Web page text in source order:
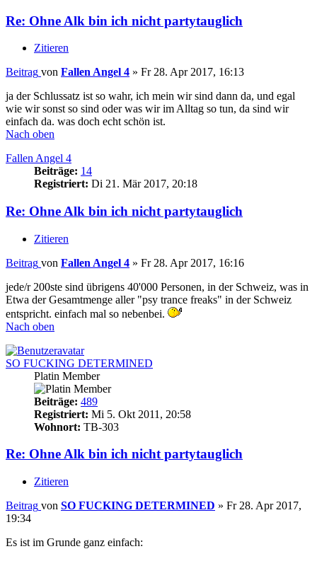
Re: Ohne Alk bin ich nicht partytauglich
Zitieren
Beitrag von Fallen Angel 4 » Fr 28. Apr 2017, 16:13
ja der Schlussatz ist so wahr, ich mein wir sind dann da, und egal
wie wir sonst so sind oder was wir im Alltag so tun, da sind wir
einfach da. was doch echt schön ist.
Nach oben
Fallen Angel 4
Beiträge: 14
Registriert: Di 21. Mär 2017, 20:18
Re: Ohne Alk bin ich nicht partytauglich
Zitieren
Beitrag von Fallen Angel 4 » Fr 28. Apr 2017, 16:16
jede/r 200ste sind übrigens 40'000 Personen, in der Schweiz, was in
Etwa der Gesamtmenge aller "psy trance freaks" in der Schweiz
entspricht. einfach mal so nebenbei.
Nach oben
SO FUCKING DETERMINED
Platin Member
Beiträge: 489
Registriert: Mi 5. Okt 2011, 20:58
Wohnort: TB-303
Re: Ohne Alk bin ich nicht partytauglich
Zitieren
Beitrag von SO FUCKING DETERMINED » Fr 28. Apr 2017,
19:34
Es ist im Grunde ganz einfach: